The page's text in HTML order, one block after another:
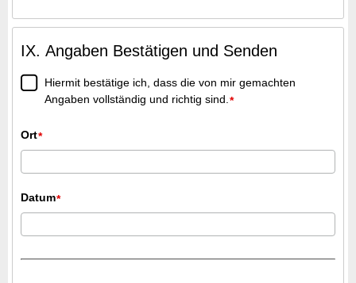
IX. Angaben Bestätigen und Senden
Hiermit bestätige ich, dass die von mir gemachten
Angaben vollständig und richtig sind. *
Ort*
Datum*